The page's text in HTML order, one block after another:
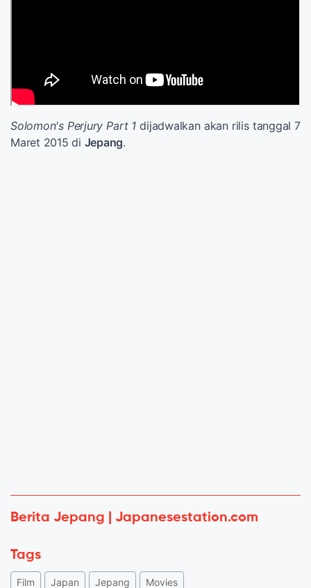
Solomon's Perjury Part 1 dijadwalkan akan rilis tanggal 7
Maret 2015 di Jepang.
Berita Jepang | Japanesestation.com
Tags
Film Japan Jepang Movies